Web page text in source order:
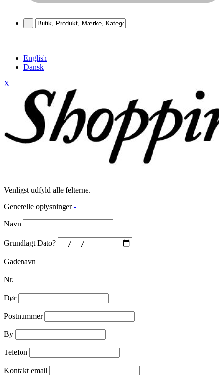
English
Dansk
X
Venligst udfyld alle felterne.
Generelle oplysninger -
Navn
Grundlagt Dato?
Gadenavn
Nr.
Dør
Postnummer
By
Telefon
Kontakt email